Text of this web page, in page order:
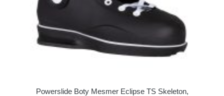
Powerslide Boty Mesmer Eclipse TS Skeleton,